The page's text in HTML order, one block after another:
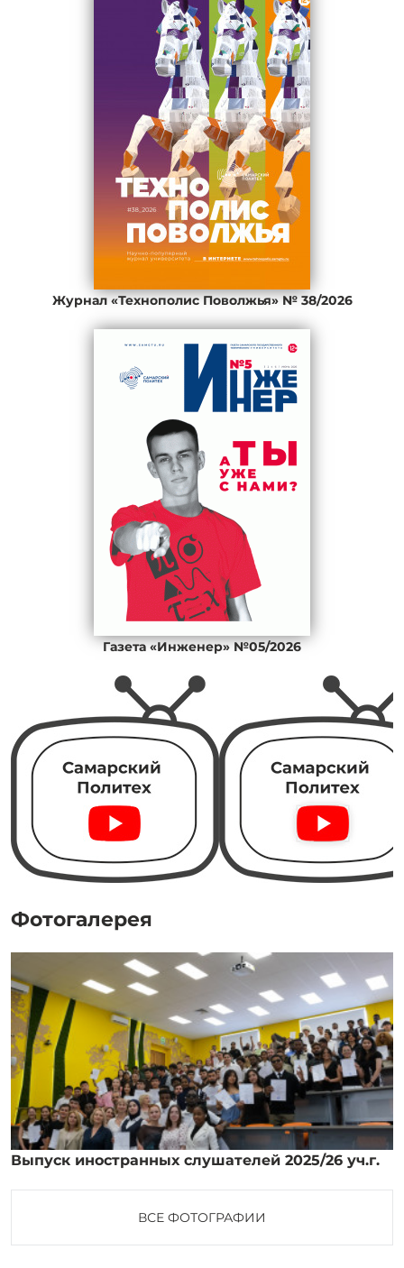
Журнал «Технополис Поволжья» № 38/2026
Газета «Инженер» №05/2026
Фотогалерея
Выпуск иностранных слушателей 2025/26 уч.г.
ВСЕ ФОТОГРАФИИ